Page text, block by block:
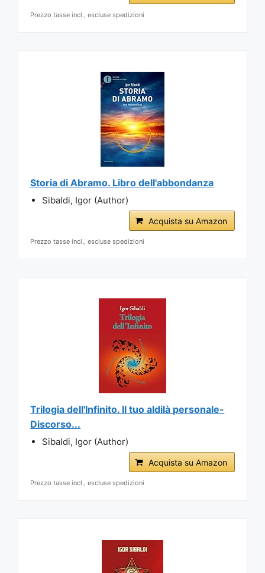
Prezzo tasse incl., escluse spedizioni
Storia di Abramo. Libro dell'abbondanza
Sibaldi, Igor (Author)
Acquista su Amazon
Prezzo tasse incl., escluse spedizioni
Trilogia dell'Infinito. Il tuo aldilà personale-
Discorso...
Sibaldi, Igor (Author)
Acquista su Amazon
Prezzo tasse incl., escluse spedizioni